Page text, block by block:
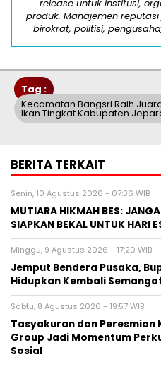
release untuk institusi,
produk. Manajemen
birokrat, politisi,
Tag :
Kecamatan Bangsri Raih
Ikan Tingkat Kabupaten
BERITA TERKAIT
Senin, 10 Agustus 2026 - 07:36 WIB
MUTIARA HIKMAH BES:
SIAPKAN BEKAL UNTUK HARI
Minggu, 9 Agustus 2026 - 17:20 WIB
Jemput Bendera Pusaka,
Hidupkan Kembali
Sabtu, 8 Agustus 2026 - 19:57 WIB
Tasyakuran dan Peresmian
Group Jadi Momentum
Sosial